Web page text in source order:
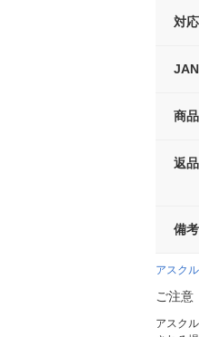
対
商
返
備考
アスク
ご注意
アスク